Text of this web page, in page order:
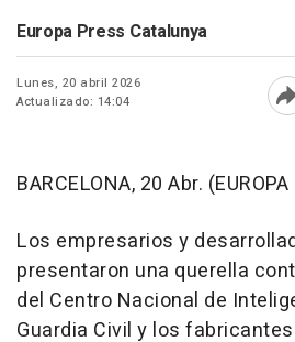
Europa Press Catalunya
Lunes, 20 abril 2026
Actualizado: 14:04
BARCELONA, 20 Abr.
Los empresarios y
presentaron una querella
del Centro Nacional de
Guardia Civil y los